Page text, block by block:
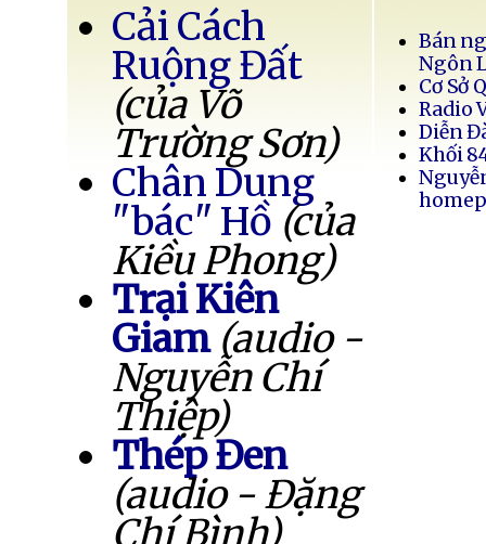
Cải Cách
Ruộng Đất
(của Võ
Trường Sơn)
Chân Dung
"bác" Hồ (của
Kiều Phong)
Trại Kiên
Giam (audio -
Nguyễn Chí
Thiệp)
Thép Đen
(audio - Đặng
Chí Bình)
Bán
Ngôn
Cơ Sở
Radio
Diễn
Khối